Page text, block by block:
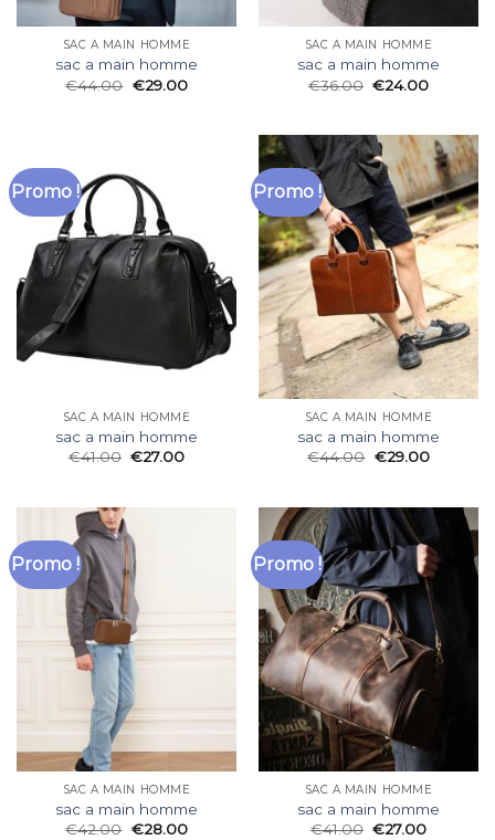
SAC A MAIN HOMME
sac a main homme
€44.00 €29.00
SAC A MAIN HOMME
sac a main homme
€36.00 €24.00
Promo !
SAC A MAIN HOMME
sac a main homme
€41.00 €27.00
Promo !
SAC A MAIN HOMME
sac a main homme
€44.00 €29.00
Promo !
SAC A MAIN HOMME
sac a main homme
€42.00 €28.00
Promo !
SAC A MAIN HOMME
sac a main homme
€41.00 €27.00